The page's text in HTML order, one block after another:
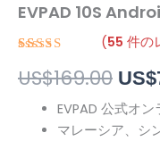
EVPAD 10S
者評価に
基づく5段
うち、
4.75
点
(55 件の
US$169.00
価
US$
EVPAD 公式オン
マレーシア、シ